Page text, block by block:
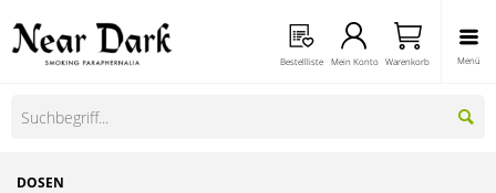
Menü
Bestellliste Mein Konto Warenkorb
DOSEN